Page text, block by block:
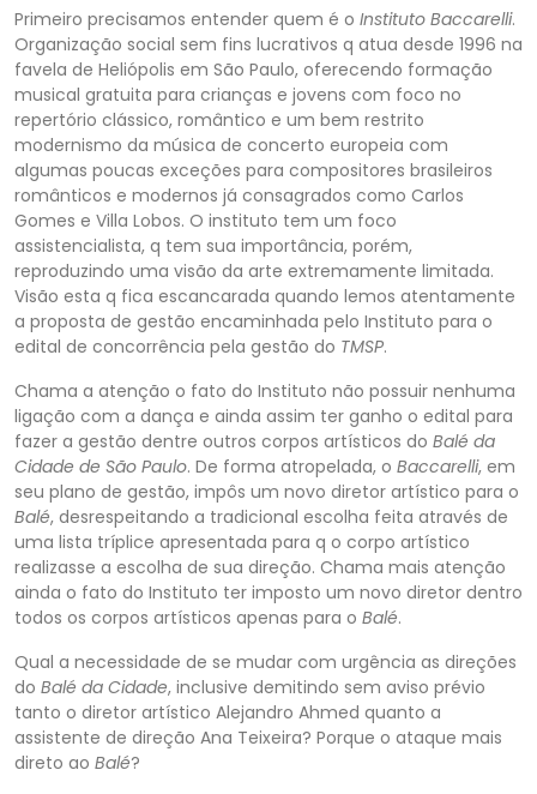
Primeiro precisamos entender quem é o Instituto Baccarelli.
Organização social sem fins lucrativos q atua desde 1996 na
favela de Heliópolis em São Paulo, oferecendo formação
musical gratuita para crianças e jovens com foco no
repertório clássico, romântico e um bem restrito
modernismo da música de concerto europeia com
algumas poucas exceções para compositores brasileiros
românticos e modernos já consagrados como Carlos
Gomes e Villa Lobos. O instituto tem um foco
assistencialista, q tem sua importância, porém,
reproduzindo uma visão da arte extremamente limitada.
Visão esta q fica escancarada quando lemos atentamente
a proposta de gestão encaminhada pelo Instituto para o
edital de concorrência pela gestão do TMSP.
Chama a atenção o fato do Instituto não possuir nenhuma
ligação com a dança e ainda assim ter ganho o edital para
fazer a gestão dentre outros corpos artísticos do Balé da
Cidade de São Paulo. De forma atropelada, o Baccarelli, em
seu plano de gestão, impôs um novo diretor artístico para o
Balé, desrespeitando a tradicional escolha feita através de
uma lista tríplice apresentada para q o corpo artístico
realizasse a escolha de sua direção. Chama mais atenção
ainda o fato do Instituto ter imposto um novo diretor dentro
todos os corpos artísticos apenas para o Balé.
Qual a necessidade de se mudar com urgência as direções
do Balé da Cidade, inclusive demitindo sem aviso prévio
tanto o diretor artístico Alejandro Ahmed quanto a
assistente de direção Ana Teixeira? Porque o ataque mais
direto ao Balé?